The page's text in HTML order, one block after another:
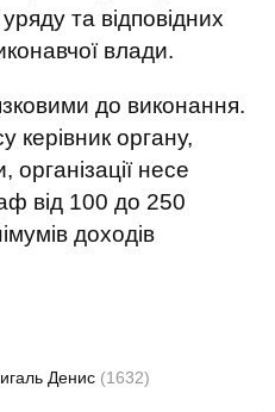
та відповідних
влади.
до виконання.
керівник органу,
організації несе
від 100 до 250
доходів
Денис (1632)